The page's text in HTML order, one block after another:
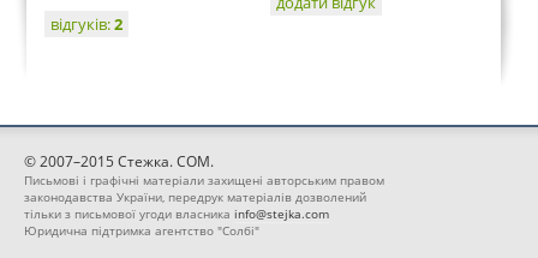
відгуків:2
© 2007–2015 Стежка. COM.
Письмові і графічні матеріали захищені авторським правом
законодавства України, передрук матеріалів дозволений
тільки з письмової угоди власника info@stejka.com
Юридична підтримка агентство "Солбі"